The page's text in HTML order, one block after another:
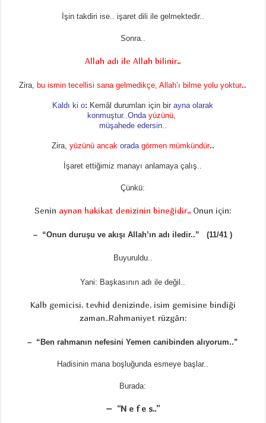
İşin takdiri ise.. işaret dili ile gelmektedir..
Sonra..
Allah adı ile Allah bilinir..
Zira, bu ismin tecellisi sana gelmedikçe, Allah’ı bilme yolu yoktur..
Kaldı ki o: Kemâl durumları için birayna olarak
konmuştur..Ondayüzünü,
müşahede edersin..
Zira, yüzünü ancak orada görmen mümkündür..
İşaret ettiğimiz manayı anlamaya çalış..
Çünkü:
Senin aynan hakikat denizinin bineğidir.. Onun için:
– “Onun duruşu ve akışı Allah’ın adı iledir..” (11/41 )
Buyuruldu..
Yani: Başkasının adı ile değil..
Kalb gemicisi, tevhid denizinde, isim gemisine bindiği
zaman..Rahmaniyet rüzgârı:
– “Ben rahmanın nefesini Yemen canibinden alıyorum..”
Hadisinin mana boşluğunda esmeye başlar..
Burada:
– “N e f e s..”